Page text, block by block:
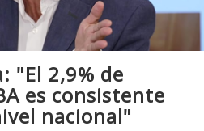
"El 2,9% de
es consistente
nacional"